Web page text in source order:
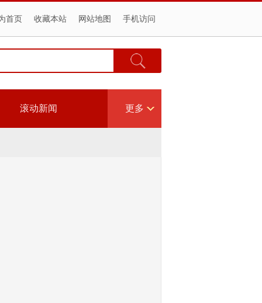
首页 收藏本站 网站地图 手机访问
滚动新闻 更多